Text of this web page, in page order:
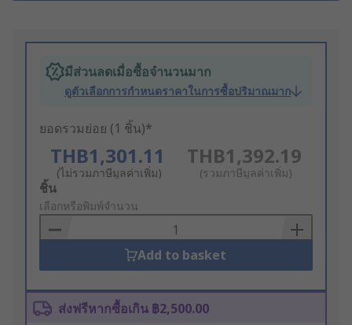
มีส่วนลดเมื่อซื้อจำนวนมาก
ดูตัวเลือกการกำหนดราคาในการซื้อปริมาณมาก
ยอดรวมย่อย (1 ชิ้น)*
THB1,301.11
(ไม่รวมภาษีมูลค่าเพิ่ม)
THB1,392.19
(รวมภาษีมูลค่าเพิ่ม)
Add
to
Basket
ชิ้น
เลือกหรือพิมพ์จำนวน
Add to basket
ส่งฟรีหากซื้อเกิน ฿2,500.00